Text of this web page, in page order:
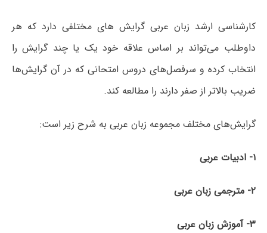
کارشناسی ارشد زبان عربی گرایش های مختلفی دارد که هر
داوطلب می‌تواند بر اساس علاقه خود یک یا چند گرایش را
انتخاب کرده و سرفصل‌های دروس امتحانی که در آن گرایش‌ها
ضریب بالاتر از صفر دارند را مطالعه کند.
گرایش‌های مختلف مجموعه زبان عربی به شرح زیر است:
۱- ادبیات عربی
۲- مترجمی زبان عربی
۳- آموزش زبان عربی